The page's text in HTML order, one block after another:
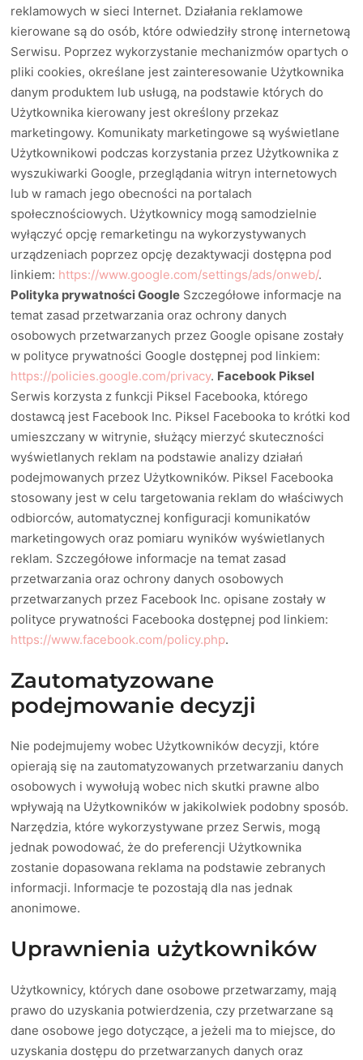
reklamowych w sieci Internet. Działania reklamowe
kierowane są do osób, które odwiedziły stronę internetową
Serwisu. Poprzez wykorzystanie mechanizmów opartych o
pliki cookies, określane jest zainteresowanie Użytkownika
danym produktem lub usługą, na podstawie których do
Użytkownika kierowany jest określony przekaz
marketingowy. Komunikaty marketingowe są wyświetlane
Użytkownikowi podczas korzystania przez Użytkownika z
wyszukiwarki Google, przeglądania witryn internetowych
lub w ramach jego obecności na portalach
społecznościowych. Użytkownicy mogą samodzielnie
wyłączyć opcję remarketingu na wykorzystywanych
urządzeniach poprzez opcję dezaktywacji dostępna pod
linkiem: https://www.google.com/settings/ads/onweb/.
Polityka prywatności Google Szczegółowe informacje na
temat zasad przetwarzania oraz ochrony danych
osobowych przetwarzanych przez Google opisane zostały
w polityce prywatności Google dostępnej pod linkiem:
https://policies.google.com/privacy. Facebook Piksel
Serwis korzysta z funkcji Piksel Facebooka, którego
dostawcą jest Facebook Inc. Piksel Facebooka to krótki kod
umieszczany w witrynie, służący mierzyć skuteczności
wyświetlanych reklam na podstawie analizy działań
podejmowanych przez Użytkowników. Piksel Facebooka
stosowany jest w celu targetowania reklam do właściwych
odbiorców, automatycznej konfiguracji komunikatów
marketingowych oraz pomiaru wyników wyświetlanych
reklam. Szczegółowe informacje na temat zasad
przetwarzania oraz ochrony danych osobowych
przetwarzanych przez Facebook Inc. opisane zostały w
polityce prywatności Facebooka dostępnej pod linkiem:
https://www.facebook.com/policy.php.
Zautomatyzowane
podejmowanie decyzji
Nie podejmujemy wobec Użytkowników decyzji, które
opierają się na zautomatyzowanych przetwarzaniu danych
osobowych i wywołują wobec nich skutki prawne albo
wpływają na Użytkowników w jakikolwiek podobny sposób.
Narzędzia, które wykorzystywane przez Serwis, mogą
jednak powodować, że do preferencji Użytkownika
zostanie dopasowana reklama na podstawie zebranych
informacji. Informacje te pozostają dla nas jednak
anonimowe.
Uprawnienia użytkowników
Użytkownicy, których dane osobowe przetwarzamy, mają
prawo do uzyskania potwierdzenia, czy przetwarzane są
dane osobowe jego dotyczące, a jeżeli ma to miejsce, do
uzyskania dostępu do przetwarzanych danych oraz